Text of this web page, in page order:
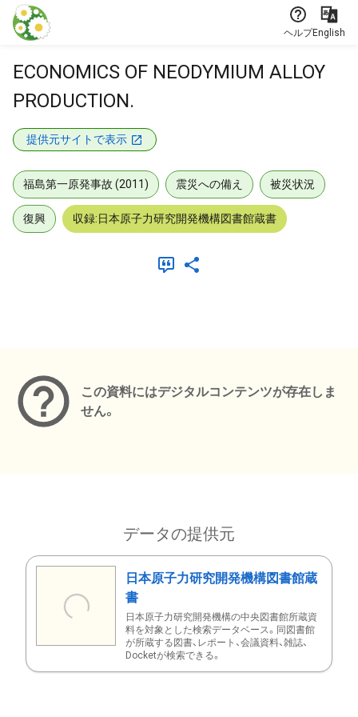
本文に飛ぶ
ヘルプEnglish
ECONOMICS OF NEODYMIUM ALLOY
PRODUCTION.
提供元サイトで表示
福島第一原発事故 (2011) 震災への備え 被災状況
復興 収録:日本原子力研究開発機構図書館蔵書
この資料にはデジタルコンテンツが存在しま
せん。
データの提供元
日本原子力研究開発機構図書館蔵
書
日本原子力研究開発機構の中央図書館所蔵資
料を対象とした検索データベース。同図書館
が所蔵する図書、レポート、会議資料、雑誌、
Docketが検索できる。